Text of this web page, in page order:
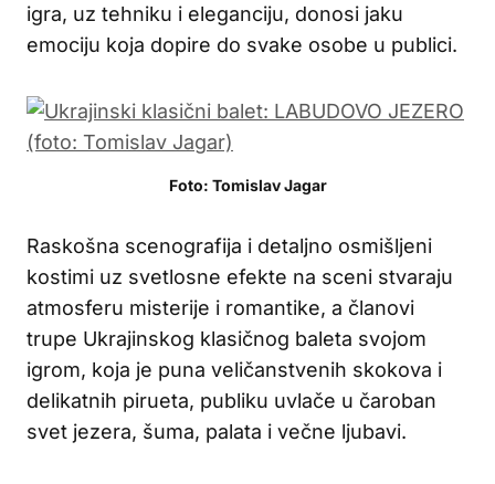
igra, uz tehniku i eleganciju, donosi jaku
emociju koja dopire do svake osobe u publici.
Foto: Tomislav Jagar
Raskošna scenografija i detaljno osmišljeni
kostimi uz svetlosne efekte na sceni stvaraju
atmosferu misterije i romantike, a članovi
trupe Ukrajinskog klasičnog baleta svojom
igrom, koja je puna veličanstvenih skokova i
delikatnih pirueta, publiku uvlače u čaroban
svet jezera, šuma, palata i večne ljubavi.